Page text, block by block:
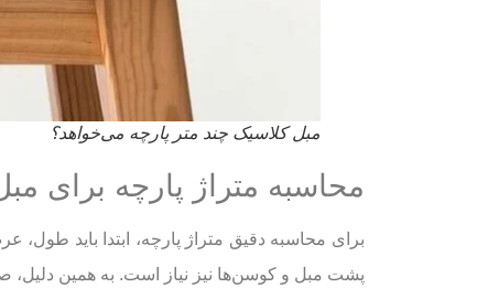
مبل کلاسیک چند متر پارچه می‌خواهد؟
محاسبه متراژ پارچه برای
برای محاسبه دقیق متراژ پارچه، ابتدا باید
پشت مبل و کوسن‌ها نیز نیاز است. به همین